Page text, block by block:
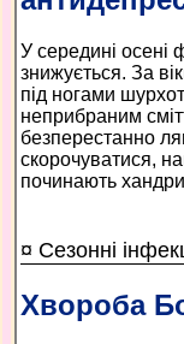
У середині осені
знижується. За
під ногами
неприбраним
безперестанно
скорочуватися,
починають
¤ Сезонні
Хвороба